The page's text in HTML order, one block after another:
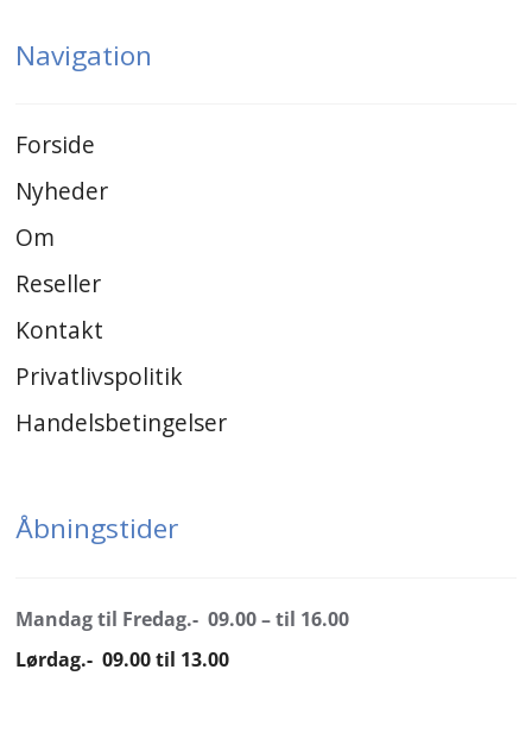
Navigation
Forside
Nyheder
Om
Reseller
Kontakt
Privatlivspolitik
Handelsbetingelser
Åbningstider
Mandag til Fredag.- 09.00 – til 16.00
Lørdag.- 09.00 til 13.00